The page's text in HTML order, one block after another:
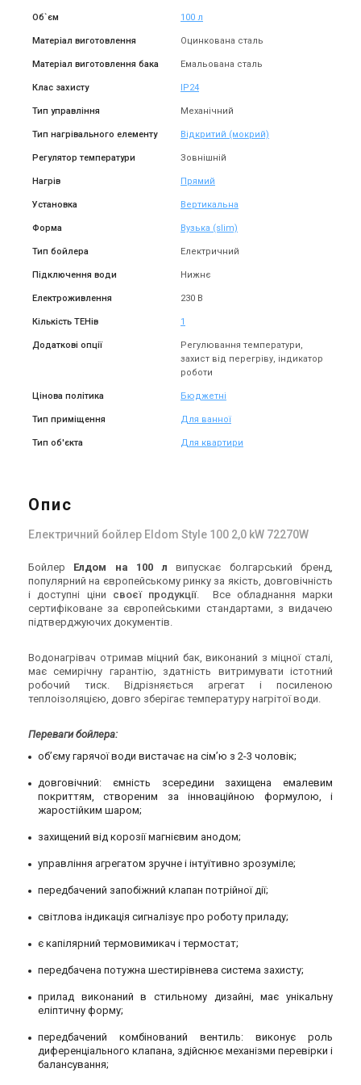
Style DRY 100 2x1.0 kW
Об`єм 100 л
Матеріал виготовлення Оцинкована сталь
Матеріал виготовлення бака Емальована сталь
Клас захисту IP24
Тип управління Механічний
Тип нагрівального елементу Відкритий (мокрий)
Регулятор температури Зовнішній
Нагрів Прямий
Установка Вертикальна
Форма Вузька (slim)
Тип бойлера Електричний
Підключення води Нижнє
Електроживлення 230 В
Кількість ТЕНів 1
Додаткові опції
Регулювання температури,
захист від перегріву, індикатор
роботи
Цінова політика Бюджетні
Тип приміщення Для ванної
Тип об'єкта Для квартири
Опис
Електричний бойлер Eldom Style 100 2,0 kW 72270W
Бойлер Елдом на 100 л випускає болгарський бренд,
популярний на європейському ринку за якість, довговічність
і доступні ціни своєї продукції. Все обладнання марки
сертифіковане за європейськими стандартами, з видачею
підтверджуючих документів.
Водонагрівач отримав міцний бак, виконаний з міцної сталі,
має семирічну гарантію, здатність витримувати істотний
робочий тиск. Відрізняється агрегат і посиленою
теплоізоляцією, довго зберігає температуру нагрітої води.
Переваги бойлера:
об’єму гарячої води вистачає на сім’ю з 2-3 чоловік;
довговічний: ємність зсередини захищена емалевим
покриттям, створеним за інноваційною формулою, і
жаростійким шаром;
захищений від корозії магнієвим анодом;
управління агрегатом зручне і інтуїтивно зрозуміле;
передбачений запобіжний клапан потрійної дії;
світлова індикація сигналізує про роботу приладу;
є капілярний термовимикач і термостат;
передбачена потужна шестирівнева система захисту;
прилад виконаний в стильному дизайні, має унікальну
еліптичну форму;
передбачений комбінований вентиль: виконує роль
диференціального клапана, здійснює механізми перевірки і
балансування;